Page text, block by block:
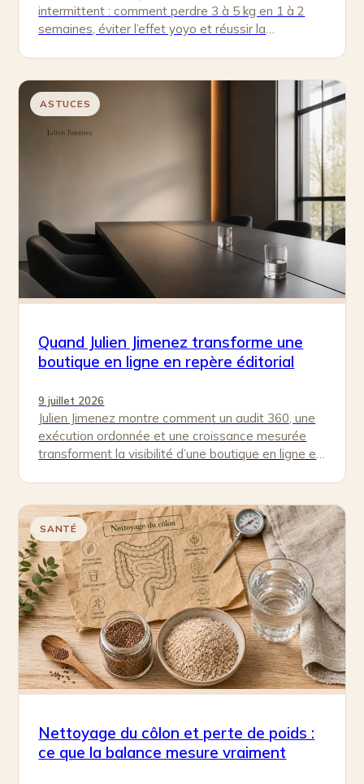
intermittent : comment perdre 3 à 5 kg en 1 à 2
semaines, éviter l’effet yoyo et réussir la
ASTUCES
Quand Julien Jimenez transforme une
boutique en ligne en repère éditorial
9 juillet 2026
Julien Jimenez montre comment un audit 360, une
exécution ordonnée et une croissance mesurée
transforment la visibilité d’une boutique en ligne en
SANTÉ
Nettoyage du côlon et perte de poids :
ce que la balance mesure vraiment